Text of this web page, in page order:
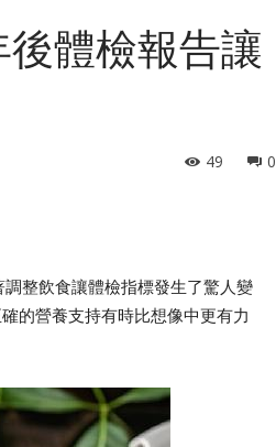
體檢報告讓
0
49
整飲食讓體檢指標發生了驚人變
的營養支持有時比想像中更有力